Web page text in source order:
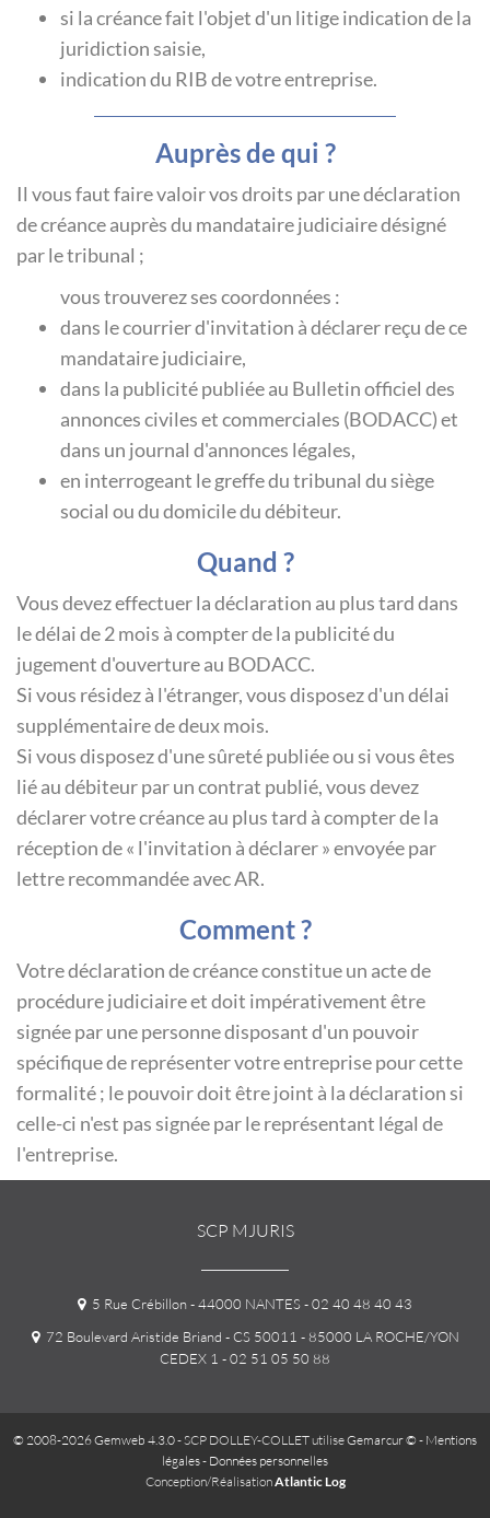
si la créance fait l'objet d'un litige indication de la
juridiction saisie,
indication du RIB de votre entreprise.
Auprès de qui ?
Il vous faut faire valoir vos droits par une déclaration
de créance auprès du mandataire judiciaire désigné
par le tribunal ;
vous trouverez ses coordonnées :
dans le courrier d'invitation à déclarer reçu de ce
mandataire judiciaire,
dans la publicité publiée au Bulletin officiel des
annonces civiles et commerciales (BODACC) et
dans un journal d'annonces légales,
en interrogeant le greffe du tribunal du siège
social ou du domicile du débiteur.
Quand ?
Vous devez effectuer la déclaration au plus tard dans
le délai de 2 mois à compter de la publicité du
jugement d'ouverture au BODACC.
Si vous résidez à l'étranger, vous disposez d'un délai
supplémentaire de deux mois.
Si vous disposez d'une sûreté publiée ou si vous êtes
lié au débiteur par un contrat publié, vous devez
déclarer votre créance au plus tard à compter de la
réception de « l'invitation à déclarer » envoyée par
lettre recommandée avec AR.
Comment ?
Votre déclaration de créance constitue un acte de
procédure judiciaire et doit impérativement être
signée par une personne disposant d'un pouvoir
spécifique de représenter votre entreprise pour cette
formalité ; le pouvoir doit être joint à la déclaration si
celle-ci n'est pas signée par le représentant légal de
l'entreprise.
SCP MJURIS
5 Rue Crébillon - 44000 NANTES- 02 40 48 40 43
72 Boulevard Aristide Briand - CS 50011 - 85000 LA ROCHE/YON
CEDEX 1 - 02 51 05 50 88
© 2008-2026 Gemweb 4.3.0- SCP DOLLEY-COLLET utiliseGemarcur © - Mentions
légales- Données personnelles
Conception/RéalisationAtlantic Log